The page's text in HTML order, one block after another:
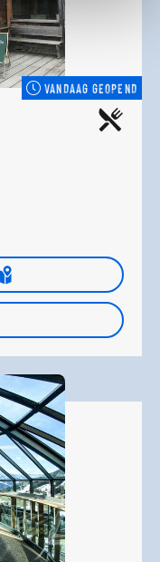
VANDAAG GEOPEND